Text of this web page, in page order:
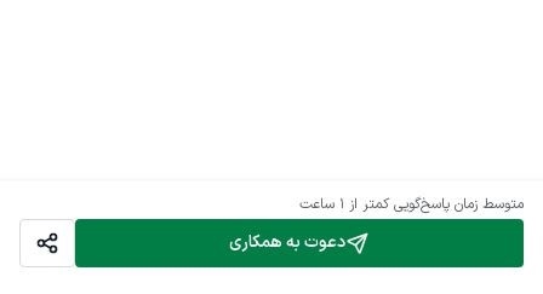
دعوت به همکاری
متوسط زمان پاسخ‌گویی کمتر از 1 ساعت